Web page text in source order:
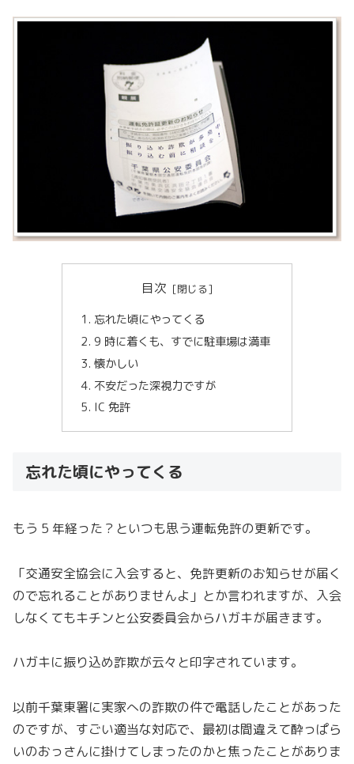
目次
忘れた頃にやってくる
9 時に着くも、すでに駐車場は満車
懐かしい
不安だった深視力ですが
IC 免許
忘れた頃にやってくる
もう 5 年経った？といつも思う運転免許の更新です。
「交通安全協会に入会すると、免許更新のお知らせが届く
ので忘れることがありませんよ」とか言われますが、入会
しなくてもキチンと公安委員会からハガキが届きます。
ハガキに振り込め詐欺が云々と印字されています。
以前千葉東署に実家への詐欺の件で電話したことがあった
のですが、すごい適当な対応で、最初は間違えて酔っぱら
いのおっさんに掛けてしまったのかと焦ったことがありま